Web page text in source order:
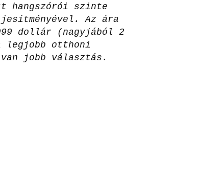
hangszórói szinte
Az ára
dollár (nagyjából 2
legjobb otthoni
van jobb választás.